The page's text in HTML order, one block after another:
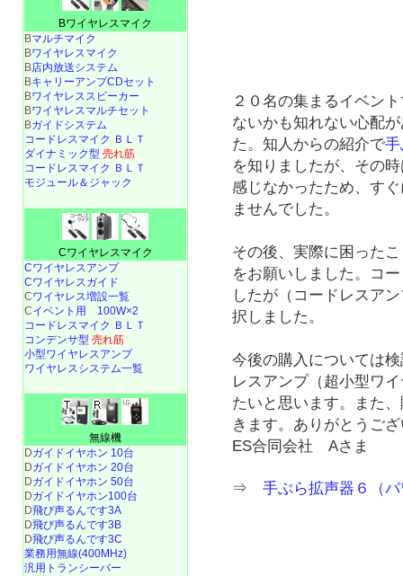
２０名の集まるイベン
ないかも知れない心配
た。知人からの紹介で
を知りましたが、その
感じなかったため、す
ませんでした。
その後、実際に困った
をお願いしました。コ
したが（コードレスア
択しました。
今後の購入については
レスアンプ（超小型ワ
たいと思います。また
きます。ありがとうご
ES合同会社 Aさま
⇒手ぶら拡声器６（
Bワイヤレスマイク
Bマルチマイク
Bワイヤレスマイク
B店内放送システム
BキャリーアンプCDセット
Bワイヤレススピーカー
Bワイヤレスマルチセット
Bガイドシステム
コードレスマイク ＢＬＴ
ダイナミック型 売れ筋
コードレスマイク ＢＬＴ
モジュール＆ジャック
Cワイヤレスマイク
Cワイヤレスアンプ
Cワイヤレスガイド
Cワイヤレス増設一覧
Cイベント用 100W×2
コードレスマイク ＢＬＴ
コンデンサ型 売れ筋
小型ワイヤレスアンプ
ワイヤレスシステム一覧
無線機
Dガイドイヤホン 10台
Dガイドイヤホン 20台
Dガイドイヤホン 50台
Dガイドイヤホン100台
D飛び声るんです3A
D飛び声るんです3B
D飛び声るんです3C
業務用無線(400MHz)
汎用トランシーバー